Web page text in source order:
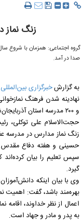
زنگ نماز
گروه اجتماعی: همزمان با شروع
صدا در آمد.
به گزارشخبرگزاری
و ۲۰۰ مدرسه استان آذربایجان‌شرقی نواخته شد.
حجت‌الاسلام علی توکلی،
زنگ نماز مدارس در مدرسه
حسینی و هفته دفاع مقدس
سپس تعلیم را بیان کرده‌اند
گیرد.
وی با بیان اینکه
بهره‌مند باشد، گفت: اهمیت
اعمال از نظر خداوند،
به پدر و مادر و جهاد است.